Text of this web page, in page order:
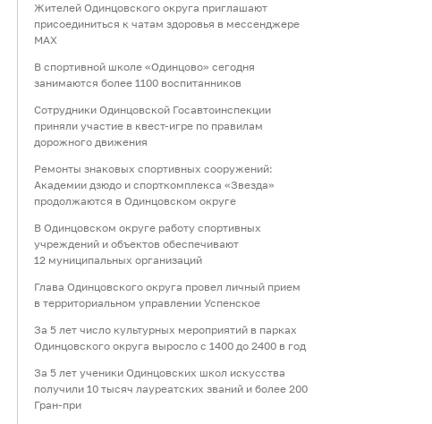
Жителей Одинцовского округа приглашают
присоединиться к чатам здоровья в мессенджере
МАХ
В спортивной школе «Одинцово» сегодня
занимаются более 1100 воспитанников
Сотрудники Одинцовской Госавтоинспекции
приняли участие в квест-игре по правилам
дорожного движения
Ремонты знаковых спортивных сооружений:
Академии дзюдо и спорткомплекса «Звезда»
продолжаются в Одинцовском округе
В Одинцовском округе работу спортивных
учреждений и объектов обеспечивают
12 муниципальных организаций
Глава Одинцовского округа провел личный прием
в территориальном управлении Успенское
За 5 лет число культурных мероприятий в парках
Одинцовского округа выросло с 1400 до 2400 в год
За 5 лет ученики Одинцовских школ искусства
получили 10 тысяч лауреатских званий и более 200
Гран-при